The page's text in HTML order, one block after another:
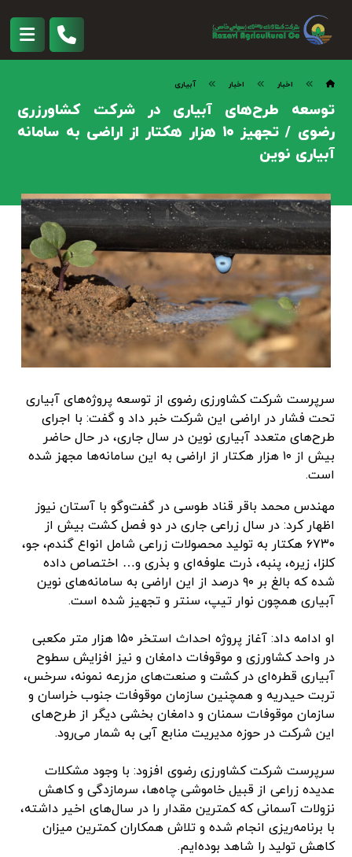
اخبار اخبار آبیاری
توسعه طرح‌های آبیاری در شرکت کشاورزری
رضوی / تجهیز ۱۰ هزار هکتار از اراضی به سامانه
آبیاری نوین
سرپرست شرکت کشاورزی رضوی از توسعه پروژه‌های آبیاری
تحت فشار در اراضی این شرکت خبر داد و گفت: با اجرای
طرح‌های متعدد آبیاری نوین در سال جاری، در حال حاضر
بیش از ۱۰ هزار هکتار از اراضی به این سامانه‌ها مجهز شده
است.
مهندس محمد باقر قناد طوسی در گفت‌وگو با آستان نیوز
اظهار کرد: در سال زراعی جاری در دو فصل کشت بیش از
۶۷۳۰ هکتار به تولید محصولات زراعی شامل انواع گندم، جو،
کلزا، زیره، پنبه، ذرت علوفه‌ای و بذری و… اختصاص داده
شده که بالغ بر ۹۰ درصد از این اراضی به سامانه‌های نوین
آبیاری همچون نوار تیپ، سنتر و تجهیز شده است.
او ادامه داد: آغاز پروژه احداث استخر ۱۵۰ هزار متر مکعبی
در واحد کشاورزی و موقوفات دامغان و نیز افزایش سطوح
آبیاری قطره‌ای در کشت و صنعت‌های مزرعه نمونه، سرخس،
تربت حیدریه و همچنین سازمان موقوفات جنوب خراسان و
سازمان موقوفات سمنان و دامغان بخشی دیگر از طرح‌های
این شرکت در حوزه مدیریت منابع آبی به شمار می‌رود.
سرپرست شرکت کشاورزی رضوی افزود: با وجود مشکلات
عدیده زراعی از قبیل خاموشی چاه‌ها، سرمازدگی و کاهش
نزولات آسمانی که کمترین مقدار را در سال‌های اخیر داشته،
با برنامه‌ریزی انجام شده و تلاش همکاران کمترین میزان
کاهش تولید را شاهد بوده‌ایم.